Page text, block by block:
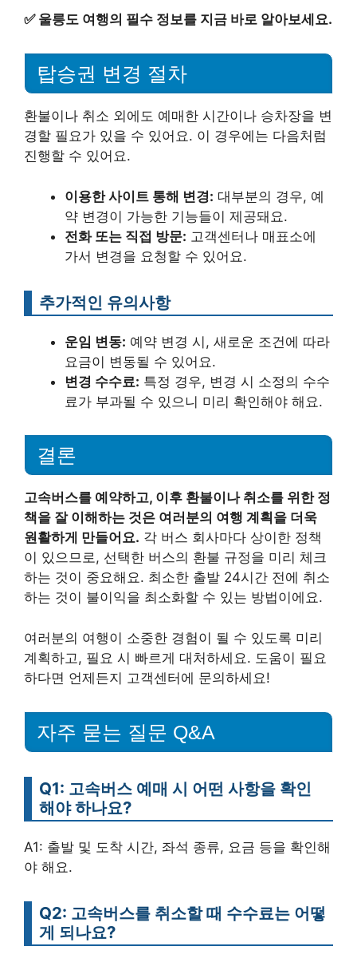
✅ 울릉도 여행의 필수 정보를 지금 바로 알아보세요.
탑승권 변경 절차
환불이나 취소 외에도 예매한 시간이나 승차장을 변
경할 필요가 있을 수 있어요. 이 경우에는 다음처럼
진행할 수 있어요.
이용한 사이트 통해 변경: 대부분의 경우, 예
약 변경이 가능한 기능들이 제공돼요.
전화 또는 직접 방문: 고객센터나 매표소에
가서 변경을 요청할 수 있어요.
추가적인 유의사항
운임 변동: 예약 변경 시, 새로운 조건에 따라
요금이 변동될 수 있어요.
변경 수수료: 특정 경우, 변경 시 소정의 수수
료가 부과될 수 있으니 미리 확인해야 해요.
결론
고속버스를 예약하고, 이후 환불이나 취소를 위한 정
책을 잘 이해하는 것은 여러분의 여행 계획을 더욱
원활하게 만들어요. 각 버스 회사마다 상이한 정책
이 있으므로, 선택한 버스의 환불 규정을 미리 체크
하는 것이 중요해요. 최소한 출발 24시간 전에 취소
하는 것이 불이익을 최소화할 수 있는 방법이에요.
여러분의 여행이 소중한 경험이 될 수 있도록 미리
계획하고, 필요 시 빠르게 대처하세요. 도움이 필요
하다면 언제든지 고객센터에 문의하세요!
자주 묻는 질문 Q&A
Q1: 고속버스 예매 시 어떤 사항을 확인
해야 하나요?
A1: 출발 및 도착 시간, 좌석 종류, 요금 등을 확인해
야 해요.
Q2: 고속버스를 취소할 때 수수료는 어떻
게 되나요?